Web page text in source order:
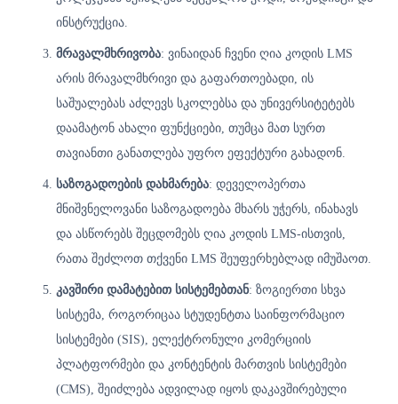
ინსტრუქცია.
მრავალმხრივობა: ვინაიდან ჩვენი ღია კოდის LMS
არის მრავალმხრივი და გაფართოებადი, ის
საშუალებას აძლევს სკოლებსა და უნივერსიტეტებს
დაამატონ ახალი ფუნქციები, თუმცა მათ სურთ
თავიანთი განათლება უფრო ეფექტური გახადონ.
საზოგადოების დახმარება: დეველოპერთა
მნიშვნელოვანი საზოგადოება მხარს უჭერს, ინახავს
და ასწორებს შეცდომებს ღია კოდის LMS-ისთვის,
რათა შეძლოთ თქვენი LMS შეუფერხებლად იმუშაოთ.
კავშირი დამატებით სისტემებთან: ზოგიერთი სხვა
სისტემა, როგორიცაა სტუდენტთა საინფორმაციო
სისტემები (SIS), ელექტრონული კომერციის
პლატფორმები და კონტენტის მართვის სისტემები
(CMS), შეიძლება ადვილად იყოს დაკავშირებული